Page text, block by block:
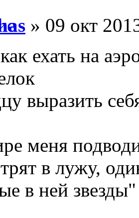
» 09 окт
ехать на
выразить
меня
в лужу,
в ней звезды"